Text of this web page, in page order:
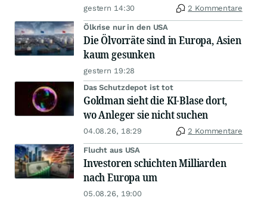
gestern 14:30 2 Kommentare
Ölkrise nur in den USA
Die Ölvorräte sind in Europa, Asien
kaum gesunken
gestern 19:28
Das Schutzdepot ist tot
Goldman sieht die KI-Blase dort,
wo Anleger sie nicht suchen
04.08.26, 18:29 2 Kommentare
Flucht aus USA
Investoren schichten Milliarden
nach Europa um
05.08.26, 19:00